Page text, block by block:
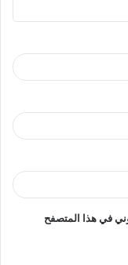
في هذا المتصفح